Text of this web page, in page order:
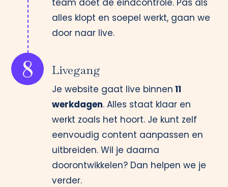
alles klopt en soepel werkt, gaan we
door naar live.
8 Livegang
Je website gaat live binnen 11
werkdagen. Alles staat klaar en
werkt zoals het hoort. Je kunt zelf
eenvoudig content aanpassen en
uitbreiden. Wil je daarna
doorontwikkelen? Dan helpen we je
verder.